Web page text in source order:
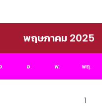
พฤษภาคม 2025
. อ. พ. พฤ.
1